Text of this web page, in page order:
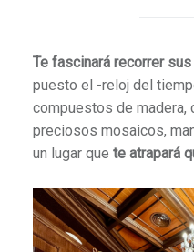
Te fascinará recorrer
puesto el -reloj del
compuestos de
preciosos mosaicos,
un lugar que te atrapará